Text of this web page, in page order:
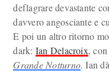
deflagrare devastante
davvero angosciante e
E poi un altro ritorno
dark: Ian Delacroix,
Grande Notturno. Ian